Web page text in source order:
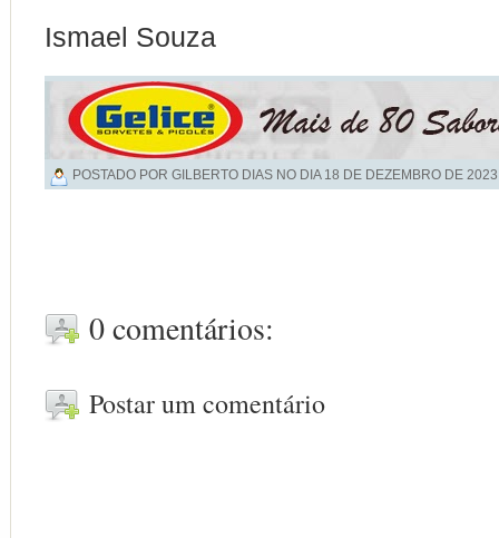
Ismael Souza
POSTADO POR GILBERTO DIAS NO DIA 18 DE DEZEMBRO DE 2023
0 comentários:
Postar um comentário